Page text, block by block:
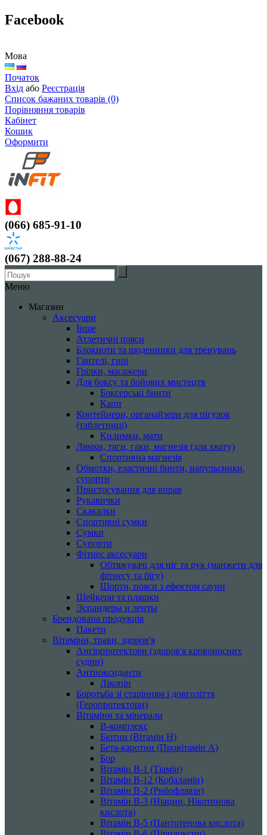
Facebook
Мова
Початок
Вхід або Реєстрація
Список бажаних товарів (0)
Порівняння товарів
Кабінет
Кошик
Оформити
(066) 685-91-10
(067) 288-88-24
Меню
Магазин
Аксесуари
Інше
Атлетичні пояси
Блокноти та щоденники для тренувань
Гантелі, гирі
Грілки, масажери
Для боксу та бойових мистецтв
Боксерські бинти
Капи
Контейнери, органайзери для пігулок
(таблетниці)
Килимки, мати
Лямки, тяги, гаки, магнезія (для хвату)
Спортивна магнезія
Обмотки, еластичні бинти, напульсники,
супорти
Пристосування для вправ
Рукавички
Скакалки
Спортивні сумки
Сумки
Супорти
Фітнес аксесуари
Обтяжувачі для ніг та рук (манжети для
фітнесу та бігу)
Шорти, пояси з ефектом сауни
Шейкери та пляшки
Эспандеры и ленты
Брендована продукція
Пакети
Вітаміни, трави, здоров'я
Ангіопротектори (здоров'я кровоносних
судин)
Антиоксиданти
Лікопін
Боротьба зі старінням і довголіття
(Геропротектори)
Вітаміни та мінерали
B-комплекс
Біотин (Вітамін H)
Бета-каротин (Провітамін А)
Бор
Вітамін B-1 (Тіамін)
Вітамін B-12 (Кобаламін)
Вітамін B-2 (Рибофлавін)
Вітамін B-3 (Ніацин, Нікотинова
кислота)
Вітамін B-5 (Пантотенова кислота)